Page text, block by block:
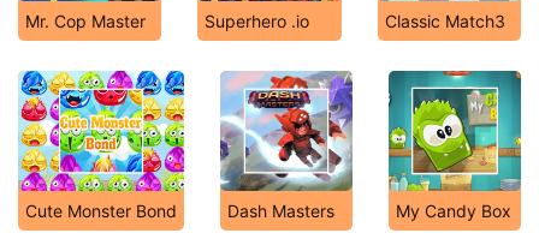
Mr. Cop Master Superhero .io Classic Match3
Cute Monster Bond Dash Masters My Candy Box